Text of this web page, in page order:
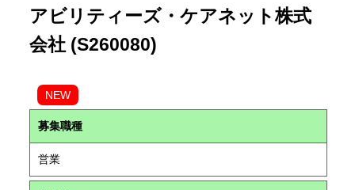
アビリティーズ・ケアネット株式
会社 (S260080)
NEW
募集職種
営業